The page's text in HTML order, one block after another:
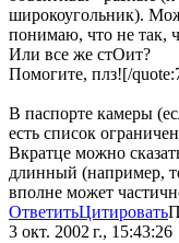
широкоугольник).
понимаю, что не так,
Или все же стОит?
Помогите, плз![/
В паспорте камеры
есть список
Вкратце можно
длинный (например,
вполне может
ОтветитьЦитировать
3 окт. 2002 г., 15:43:26